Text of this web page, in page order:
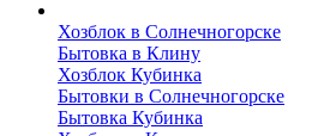
Хозблок в Солнечногорске
Бытовка в Клину
Хозблок Кубинка
Бытовки в Солнечногорске
Бытовка Кубинка